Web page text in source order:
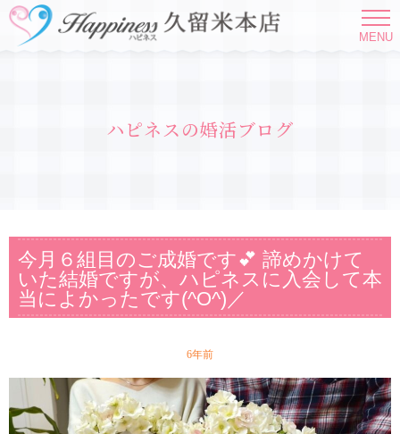
MENU
ハピネスの婚活ブログ
今月６組目のご成婚です💕 諦めかけて
いた結婚ですが、ハピネスに入会して本
当によかったです(^O^)／
6年前